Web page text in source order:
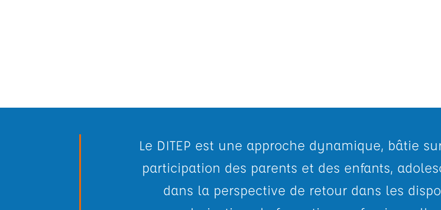
Le DITEP est une approche dynamique, bâtie
participation des parents et des enfants,
dans la perspective de retour dans les